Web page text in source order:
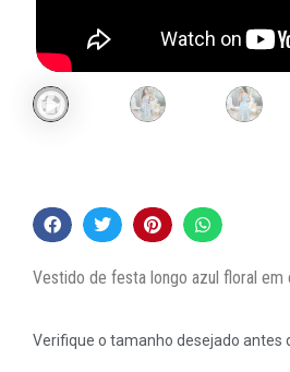
Vestido de festa longo azul floral em
Verifique o tamanho desejado antes